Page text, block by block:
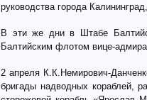
руководства города
В эти же дни в Штабе
Балтийским флотом вице-
2 апреля К.К.Немирович-
бригады надводных кораблей,